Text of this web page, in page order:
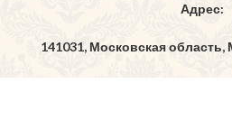
Адрес:
141031, Московская